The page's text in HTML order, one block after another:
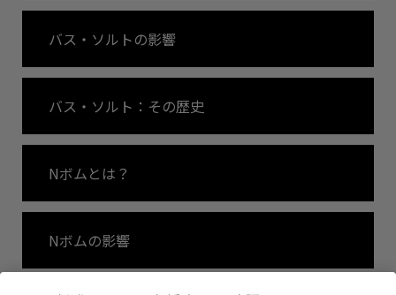
バス・ソルトの影響
バス・ソルト：その歴史
Nボムとは？
Nボムの影響